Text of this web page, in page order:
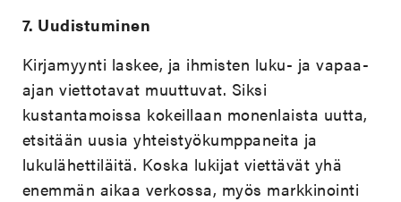
7. Uudistuminen
Kirjamyynti laskee, ja ihmisten luku- ja vapaa-
ajan viettotavat muuttuvat. Siksi
kustantamoissa kokeillaan monenlaista uutta,
etsitään uusia yhteistyökumppaneita ja
lukulähettiläitä. Koska lukijat viettävät yhä
enemmän aikaa verkossa, myös markkinointi